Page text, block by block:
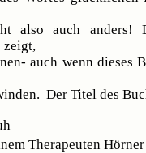
also auch anders!
zeigt,
auch wenn dieses
Der Titel des
Therapeuten